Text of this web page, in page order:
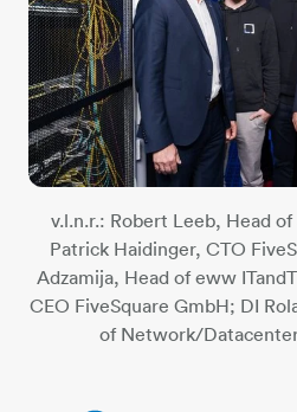
v.l.n.r.: Robert Leeb, Head
Patrick Haidinger, CTO
Adzamija, Head of eww
CEO FiveSquare GmbH; DI
of Network/